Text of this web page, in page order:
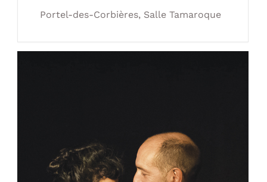
Portel-des-Corbières, Salle Tamaroque